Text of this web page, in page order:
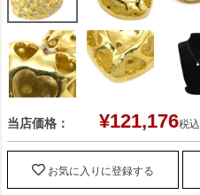
当店価格： ¥121,176税込
お気に入りに登録する